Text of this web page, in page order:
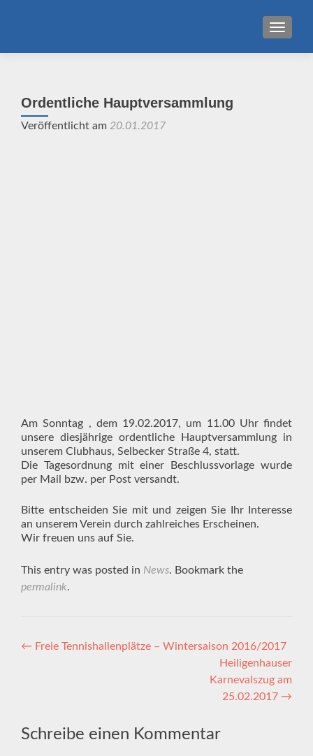
MENU
Ordentliche Hauptversammlung
Veröffentlicht am 20.01.2017
Am Sonntag , dem 19.02.2017, um 11.00 Uhr findet
unsere diesjährige ordentliche Hauptversammlung in
unserem Clubhaus, Selbecker Straße 4, statt.
Die Tagesordnung mit einer Beschlussvorlage wurde
per Mail bzw. per Post versandt.
Bitte entscheiden Sie mit und zeigen Sie Ihr Interesse
an unserem Verein durch zahlreiches Erscheinen.
Wir freuen uns auf Sie.
This entry was posted in News. Bookmark the
permalink.
Artikel-
← Freie Tennishallenplätze – Wintersaison 2016/2017
Heiligenhauser
Karnevalszug am
25.02.2017 →
Schreibe einen Kommentar